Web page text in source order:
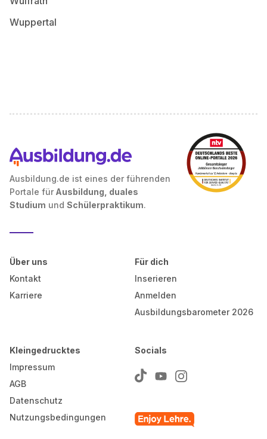
Wuppertal
Ausbildung.de ist eines der führenden
Portale für Ausbildung, duales
Studium und Schülerpraktikum.
Über uns
Kontakt
Karriere
Für dich
Inserieren
Anmelden
Ausbildungsbarometer 2026
Kleingedrucktes
Impressum
AGB
Datenschutz
Nutzungsbedingungen
Socials